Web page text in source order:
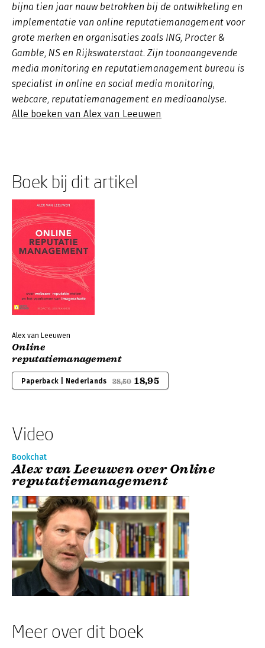
bijna tien jaar nauw betrokken bij de ontwikkeling en
implementatie van online reputatiemanagement voor
grote merken en organisaties zoals ING, Procter &
Gamble, NS en Rijkswaterstaat. Zijn toonaangevende
media monitoring en reputatiemanagement bureau is
specialist in online en social media monitoring,
webcare, reputatiemanagement en mediaanalyse.
Alle boeken van Alex van Leeuwen
Boek bij dit artikel
Alex van Leeuwen
Online
reputatiemanagement
Paperback | Nederlands 38,50 18,95
Video
Bookchat
Alex van Leeuwen over Online
reputatiemanagement
Meer over dit boek